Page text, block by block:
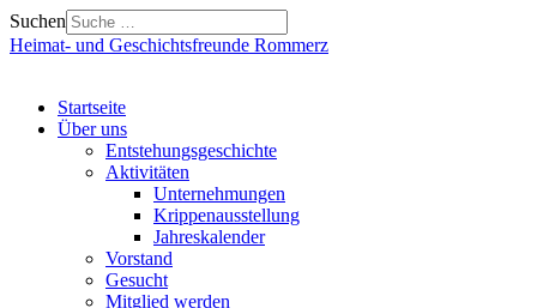
Suchen
Heimat- und Geschichtsfreunde Rommerz
Startseite
Über uns
Entstehungsgeschichte
Aktivitäten
Unternehmungen
Krippenausstellung
Jahreskalender
Vorstand
Gesucht
Mitglied werden